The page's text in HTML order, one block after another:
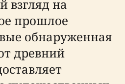
взгляд на
прошлое
обнаруженная
древний